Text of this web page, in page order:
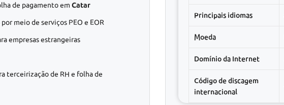
de pagamento em Catar
meio de serviços PEO e EOR
empresas estrangeiras
terceirização de RH e folha de
Principais idiomas
Moeda
Domínio da Internet
Código de discagem
internacional